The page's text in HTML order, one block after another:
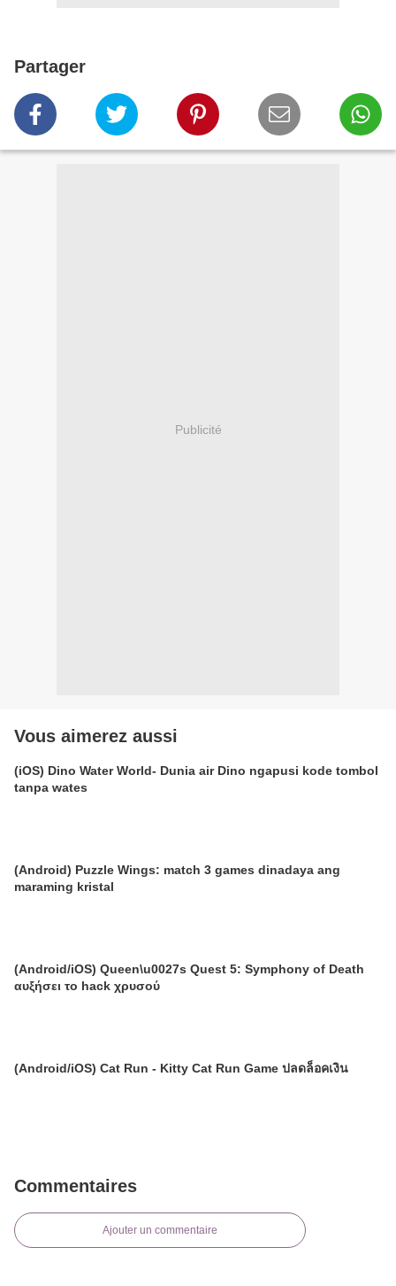
Partager
Publicité
Vous aimerez aussi
(iOS) Dino Water World- Dunia air Dino ngapusi kode tombol
tanpa wates
(Android) Puzzle Wings: match 3 games dinadaya ang
maraming kristal
(Android/iOS) Queen\u0027s Quest 5: Symphony of Death
αυξήσει το hack χρυσού
(Android/iOS) Cat Run - Kitty Cat Run Game ปลดล็อคเงิน
Commentaires
Ajouter un commentaire